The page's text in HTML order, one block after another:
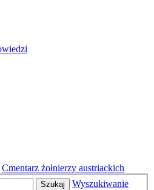
Cmentarz żołnierzy austriackich
Szukaj
Wyszukiwanie